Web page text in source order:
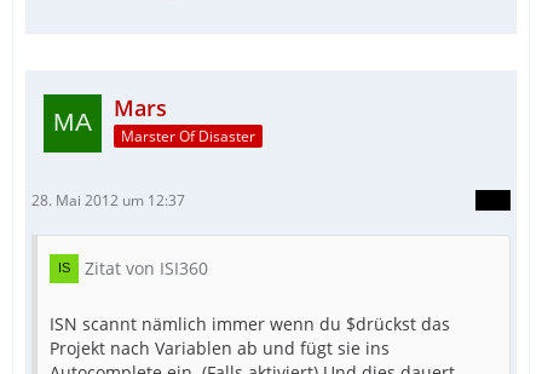
Mars
Marster Of Disaster
28. Mai 2012 um 12:37
Zitat von ISI360
ISN scannt nämlich immer wenn du $drückst das
Projekt nach Variablen ab und fügt sie ins